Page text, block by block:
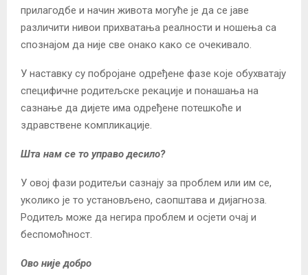
прилагодбе и начин живота могуће је да се јаве
различити нивои прихватања реалности и ношења са
спознајом да није све онако како се очекивало.
У наставку су побројане одређене фазе које обухватају
специфичне родитељске рекације и понашања на
сазнање да дијете има одређене потешкоће и
здравствене компликације.
Шта нам се то управо десило?
У овој фази родитељи сазнају за проблем или им се,
уколико је то установљено, саопштава и дијагноза.
Родитељ може да негира проблем и осјети очај и
беспомоћност.
Ово није добро